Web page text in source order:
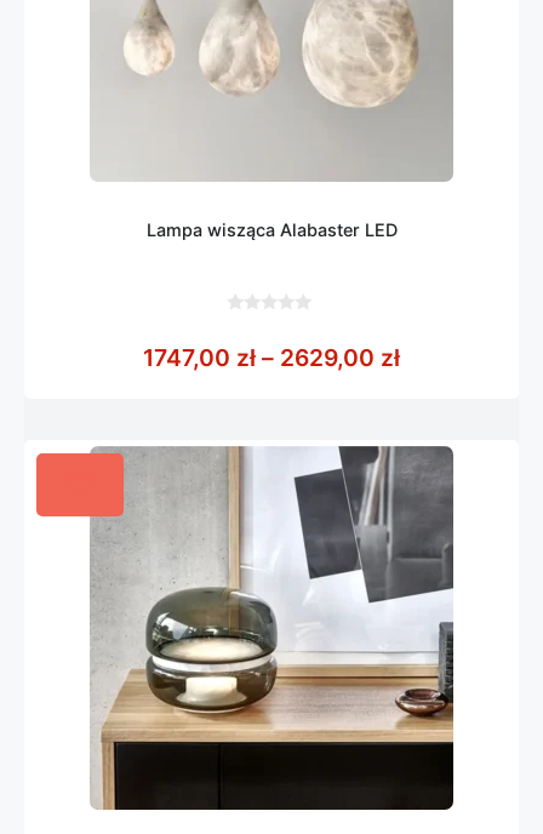
Lampa wisząca Alabaster LED
5
1747,00 zł – 2629,00 złZakres cen: